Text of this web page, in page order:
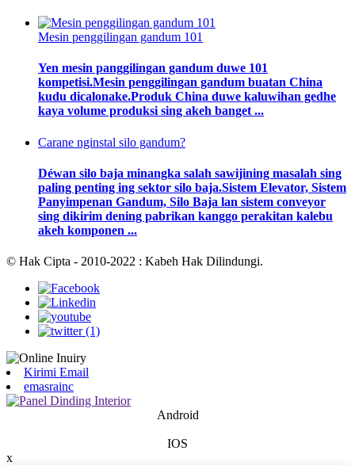
Mesin penggilingan gandum 101
Yen mesin panggilingan gandum duwe 101
kompetisi.Mesin penggilingan gandum buatan China
kudu dicalonake.Produk China duwe kaluwihan gedhe
kaya volume produksi sing akeh banget ...
Carane nginstal silo gandum?
Déwan silo baja minangka salah sawijining masalah sing
paling penting ing sektor silo baja.Sistem Elevator, Sistem
Panyimpenan Gandum, Silo Baja lan sistem conveyor
sing dikirim dening pabrikan kanggo perakitan kalebu
akeh komponen ...
© Hak Cipta - 2010-2022 : Kabeh Hak Dilindungi.
Kirimi Email
emasrainc
Android
IOS
x